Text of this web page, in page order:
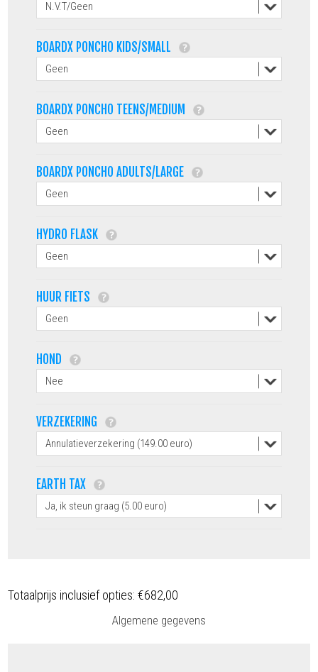
BOARDX PONCHO KIDS/SMALL
BOARDX PONCHO TEENS/MEDIUM
BOARDX PONCHO ADULTS/LARGE
HYDRO FLASK
HUUR FIETS
HOND
VERZEKERING
EARTH TAX
Totaalprijs inclusief opties:€682,00
Algemene gegevens